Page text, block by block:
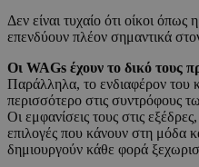
Δεν είναι τυχαίο ότι οίκοι
επενδύουν πλέον σημαντικά
Οι WAGs έχουν το δικό τους
Παράλληλα, το ενδιαφέρον του
περισσότερο στις συντρόφους
Οι εμφανίσεις τους στις
επιλογές που κάνουν στη μόδα
δημιουργούν κάθε φορά